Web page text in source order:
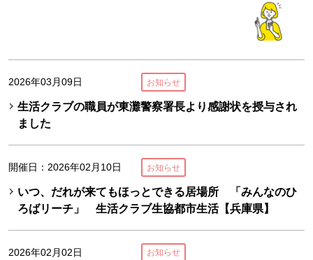
2026年03月09日 お知らせ
生活クラブの職員が東灘警察署長より感謝状を授与され
ました
開催日：2026年02月10日 お知らせ
いつ、だれが来てもほっとできる居場所 「みんなのひ
ろばリーチ」 生活クラブ生協都市生活【兵庫県】
2026年02月02日 お知らせ